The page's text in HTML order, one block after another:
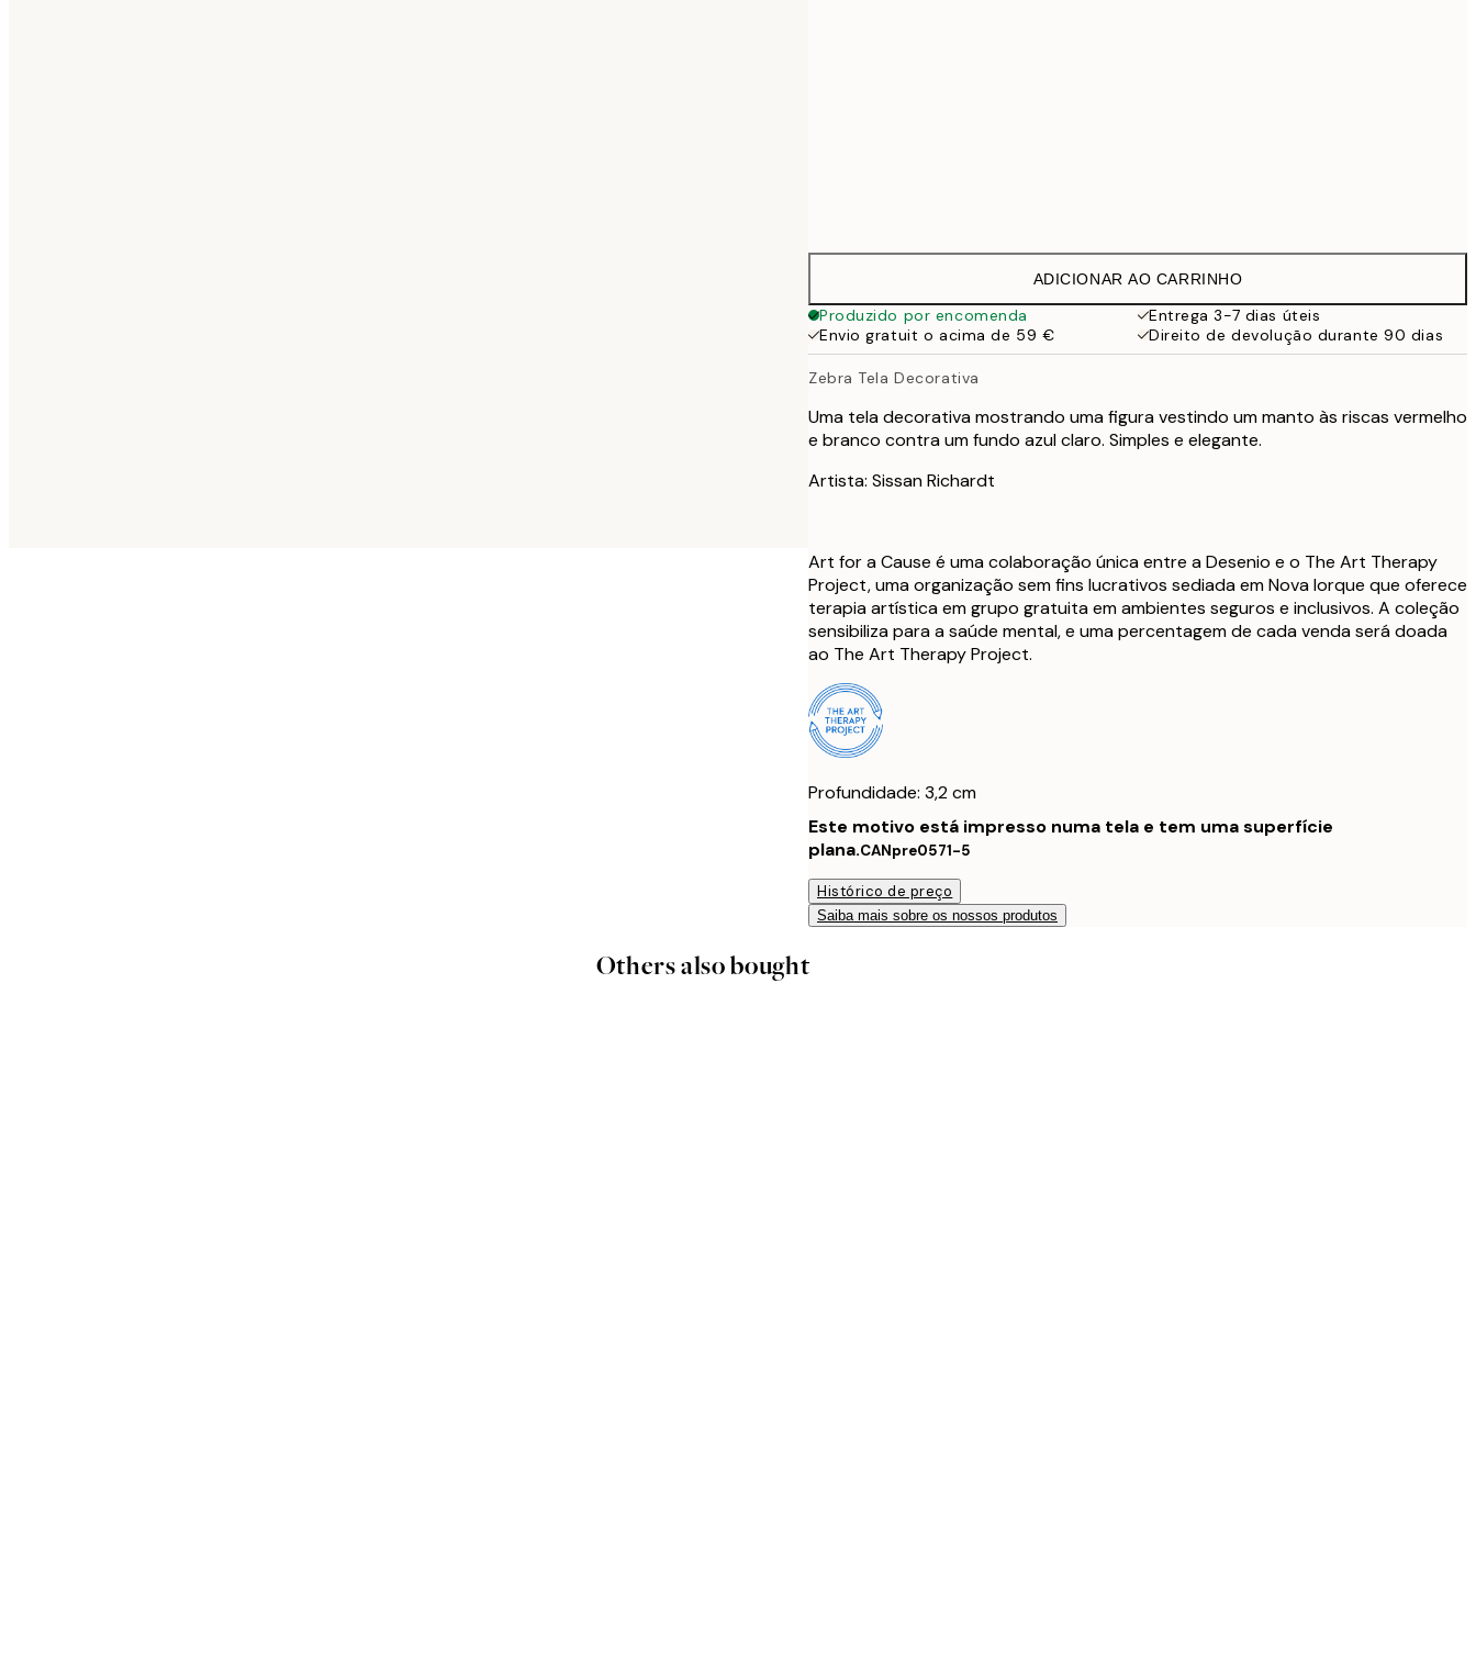
ADICIONAR AO CARRINHO
Produzido por encomenda
Entrega 3-7 dias úteis
Envio gratuit o acima de 59 €
Direito de devolução durante 90 dias
Zebra Tela Decorativa
Uma tela decorativa mostrando uma figura vestindo um manto às riscas vermelho
e branco contra um fundo azul claro. Simples e elegante.
Artista: Sissan Richardt
Art for a Cause é uma colaboração única entre a Desenio e o The Art Therapy
Project, uma organização sem fins lucrativos sediada em Nova Iorque que oferece
terapia artística em grupo gratuita em ambientes seguros e inclusivos. A coleção
sensibiliza para a saúde mental, e uma percentagem de cada venda será doada
ao The Art Therapy Project.
Profundidade: 3,2 cm
Este motivo está impresso numa tela e tem uma superfície
plana.CANpre0571-5
Histórico de preço
Saiba mais sobre os nossos produtos
Others also bought